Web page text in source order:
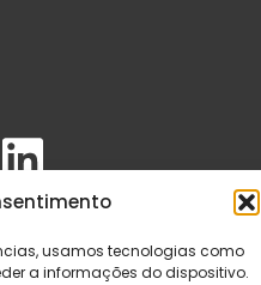
usamos tecnologias como
a informações do dispositivo.